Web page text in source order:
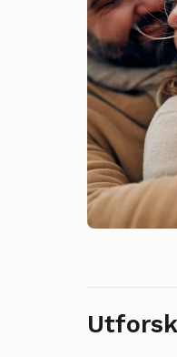
Utforsk